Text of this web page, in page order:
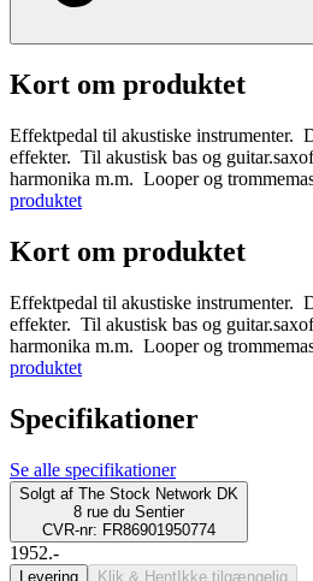
Kort om produktet
Effektpedal til akustiske instrumenter.
effekter. Til akustisk bas og
harmonika m.m. Looper og
produktet
Kort om produktet
Effektpedal til akustiske instrumenter.
effekter. Til akustisk bas og
harmonika m.m. Looper og
produktet
Specifikationer
Se alle specifikationer
Solgt af The Stock Network DK
8 rue du Sentier
CVR-nr: FR86901950774
1952.-
Levering Klik & Hent Ikke tilgængelig